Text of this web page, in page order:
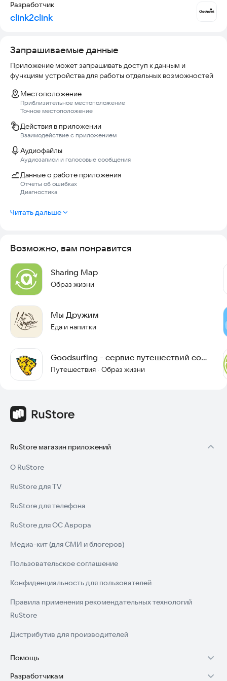
Разработчик
clink2clink
Запрашиваемые данные
Приложение может запрашивать доступ к данным и
функциям устройства для работы отдельных возможностей
Местоположение
Приблизительное местоположение
Точное местоположение
Действия в приложении
Взаимодействие с приложением
Аудиофайлы
Аудиозаписи и голосовые сообщения
Данные о работе приложения
Отчеты об ошибках
Диагностика
Читать дальше
Возможно, вам понравится
Sharing Map
Образ жизни
Мы Дружим
Еда и напитки
Goodsurfing - сервис путешествий со
смыслом
Путешествия · Образ жизни
RuStore магазин приложений
О RuStore
RuStore для TV
RuStore для телефона
RuStore для ОС Аврора
Медиа-кит (для СМИ и блогеров)
Пользовательское соглашение
Конфиденциальность для пользователей
Правила применения рекомендательных технологий
RuStore
Дистрибутив для производителей
Помощь
Установка RuStore на TV
Разработчикам